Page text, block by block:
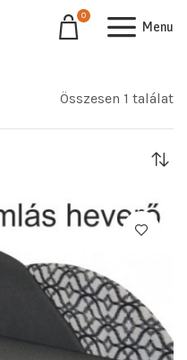
0
Menu
Összesen 1 találat